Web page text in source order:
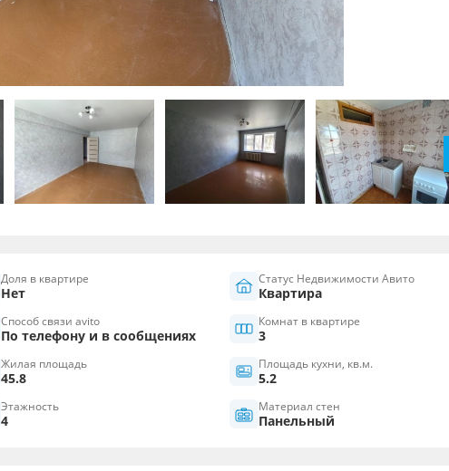
Доля в квартире
Нет
Статус Недвижимости Авито
Квартира
Способ связи avito
По телефону и в сообщениях
Комнат в квартире
3
Жилая площадь
45.8
Площадь кухни, кв.м.
5.2
Этажность
4
Материал стен
Панельный